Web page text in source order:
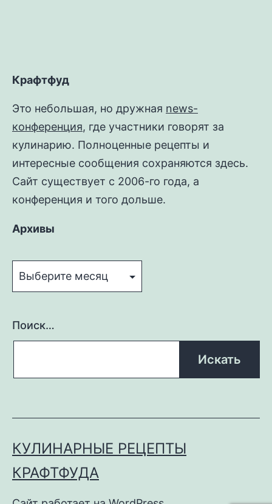
Крафтфуд
Это небольшая, но дружная news-
конференция, где участники говорят за
кулинарию. Полноценные рецепты и
интересные сообщения сохраняются здесь.
Сайт существует с 2006-го года, а
конференция и того дольше.
Архивы
Поиск…
КУЛИНАРНЫЕ РЕЦЕПТЫ
КРАФТФУДА